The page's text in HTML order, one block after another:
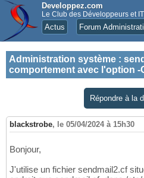
Developpez.com
Le Club des Développeurs et
Actus Forum
Administration système :
comportement avec l'option -
Répondre à la
blackstrobe, le 05/04/2024 à 15h30
Bonjour,
J'utilise un fichier sendmail2.cf